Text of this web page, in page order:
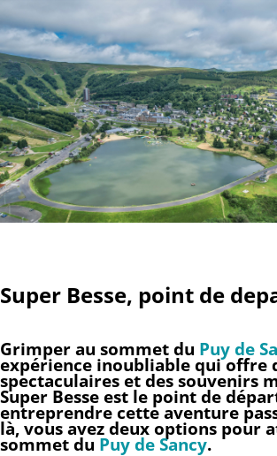
Super Besse, point de
Grimper au sommet du Puy de
expérience inoubliable qui offre
spectaculaires et des souvenirs
Super Besse est le point de
entreprendre cette aventure
là, vous avez deux options pour
sommet du Puy de Sancy.